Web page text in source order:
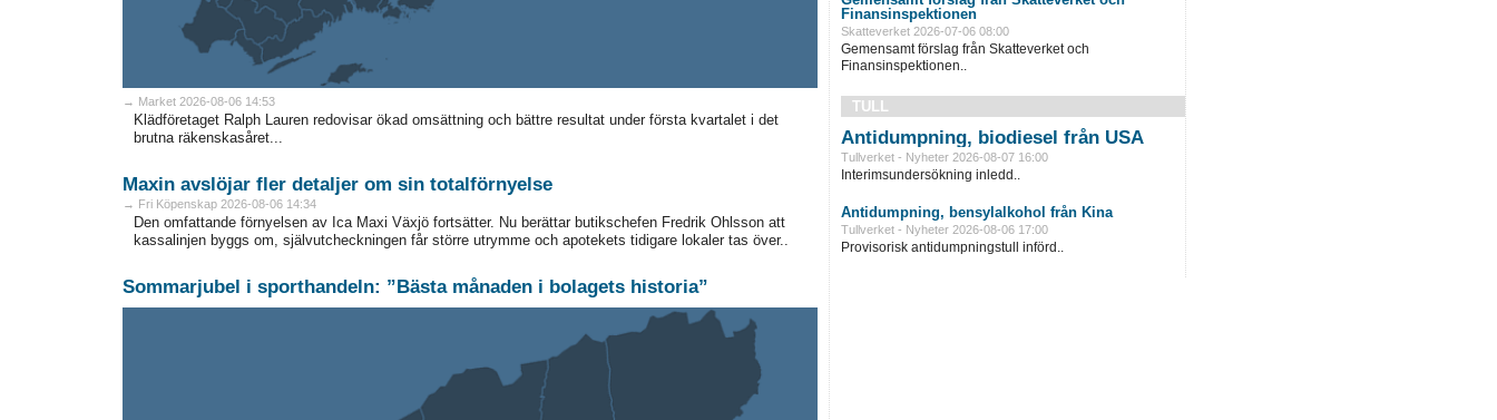
→ Market 2026-08-06 14:53
Klädföretaget Ralph Lauren redovisar ökad omsättning och bättre resultat under första kvartalet i det
brutna räkenskasåret...
Maxin avslöjar fler detaljer om sin totalförnyelse
→ Fri Köpenskap 2026-08-06 14:34
Den omfattande förnyelsen av Ica Maxi Växjö fortsätter. Nu berättar butikschefen Fredrik Ohlsson att
kassalinjen byggs om, självutcheckningen får större utrymme och apotekets tidigare lokaler tas över..
Sommarjubel i sporthandeln: ”Bästa månaden i bolagets historia”
Finansinspektionen
Skatteverket 2026-07-06 08:00
Gemensamt förslag från Skatteverket och
Finansinspektionen..
TULL
Antidumpning, biodiesel från USA
Tullverket - Nyheter 2026-08-07 16:00
Interimsundersökning inledd..
Antidumpning, bensylalkohol från Kina
Tullverket - Nyheter 2026-08-06 17:00
Provisorisk antidumpningstull införd..